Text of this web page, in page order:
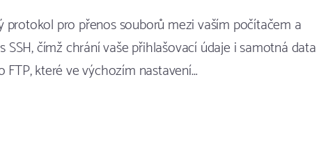
protokol pro přenos souborů mezi vaším počítačem a
SSH, čímž chrání vaše přihlašovací údaje i samotná data
které ve výchozím nastavení…